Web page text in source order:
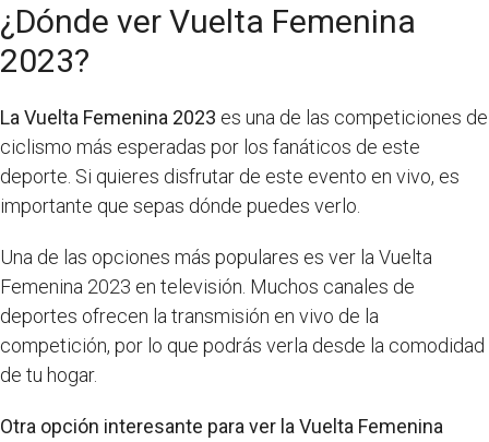
¿Dónde ver Vuelta Femenina
2023?
La Vuelta Femenina 2023 es una de las competiciones de
ciclismo más esperadas por los fanáticos de este
deporte. Si quieres disfrutar de este evento en vivo, es
importante que sepas dónde puedes verlo.
Una de las opciones más populares es ver la Vuelta
Femenina 2023 en televisión. Muchos canales de
deportes ofrecen la transmisión en vivo de la
competición, por lo que podrás verla desde la comodidad
de tu hogar.
Otra opción interesante para ver la Vuelta Femenina